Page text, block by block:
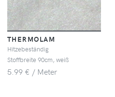
THERMOLAM
Hitzebeständig
Stoffbreite 90cm, weiß
5.99 € / Meter